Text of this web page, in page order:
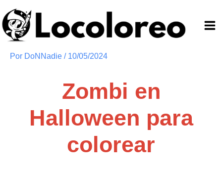
al
contenido
Por DoNNadie / 10/05/2024
Zombi en
Halloween para
colorear